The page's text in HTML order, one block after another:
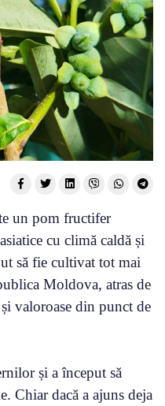
un pom fructifer
cu climă caldă și
să fie cultivat tot mai
Moldova, atras de
valoroase din punct de
și a început să
Chiar dacă a ajuns deja